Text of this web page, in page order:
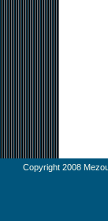
Copyright 2008